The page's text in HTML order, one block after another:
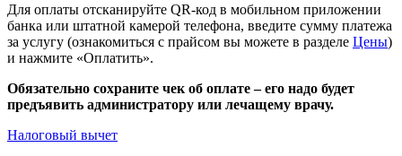
Для оплаты отсканируйте QR-код в мобильном приложении
банка или штатной камерой телефона, введите сумму платежа
за услугу (ознакомиться с прайсом вы можете в разделе Цены)
и нажмите «Оплатить».
Обязательно сохраните чек об оплате – его надо будет
предъявить администратору или лечащему врачу.
Налоговый вычет